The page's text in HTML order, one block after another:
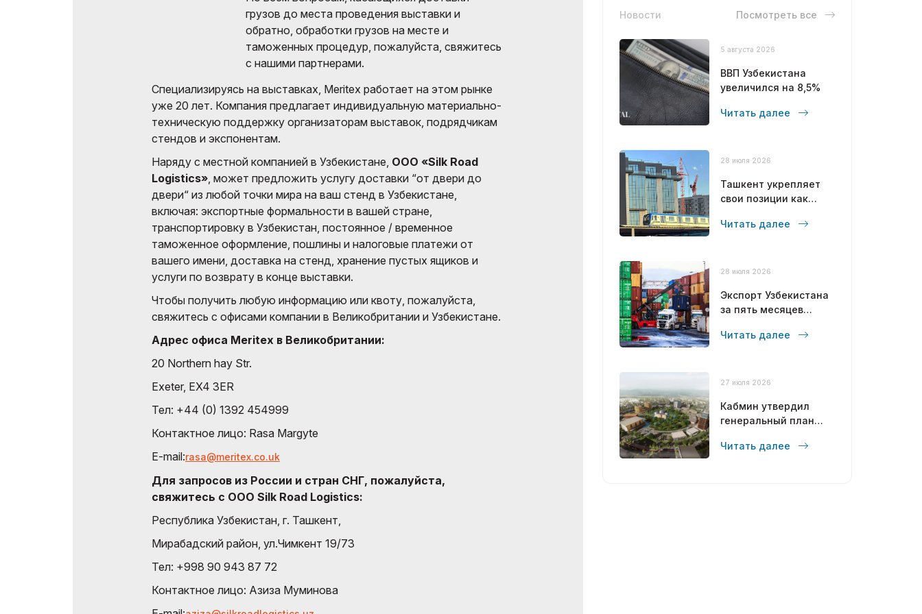
выставках
Официальный
авиаперевозчик
грузов до места проведения выставки и
обратно, обработки грузов на месте и
таможенных процедур, пожалуйста, свяжитесь
с нашими партнерами.
Специализируясь на выставках, Meritex работает на этом рынке
уже 20 лет. Компания предлагает индивидуальную материально-
техническую поддержку организаторам выставок, подрядчикам
стендов и экспонентам.
Наряду с местной компанией в Узбекистане, ООО «Silk Road
Logistics» , может предложить услугу доставки “от двери до
двери“ из любой точки мира на ваш стенд в Узбекистане,
включая: экспортные формальности в вашей стране,
транспортировку в Узбекистан, постоянное / временное
таможенное оформление, пошлины и налоговые платежи от
вашего имени, доставка на стенд, хранение пустых ящиков и
услуги по возврату в конце выставки.
Чтобы получить любую информацию или квоту, пожалуйста,
свяжитесь с офисами компании в Великобритании и Узбекистане.
Адрес офиса Meritex в Великобритании:
20 Northern hay Str.
Exeter, EX4 3ER
Тел: +44 (0) 1392 454999
Контактное лицо: Rasa Margyte
E-mail:rasa@meritex.co.uk
Для запросов из России и стран СНГ, пожалуйста,
свяжитесь с OOO Silk Road Logistics:
Республика Узбекистан, г. Ташкент,
Мирабадский район, ул.Чимкент 19/73
Тел: +998 90 943 87 72
Контактное лицо: Азиза Муминовa
Новости Посмотреть все
5 августа 2026
ВВП Узбекистана
увеличился на 8,5%
Читать далее
28 июля 2026
Ташкент укрепляет
свои позиции как
мегаполис
Читать далее
28 июля 2026
Экспорт Узбекистана
за пять месяцев
долларов
Читать далее
27 июля 2026
Кабмин утвердил
генеральный план
2043 года
Читать далее